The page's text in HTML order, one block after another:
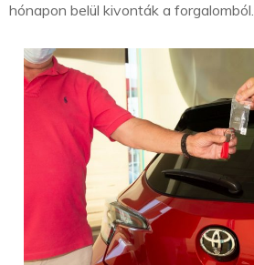
hónapon belül kivonták a forgalomból.